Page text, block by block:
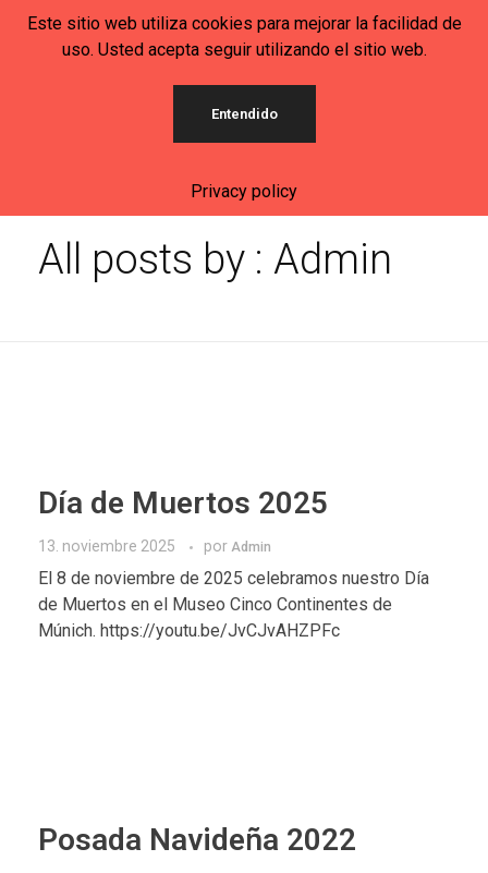
All posts by : Admin
Día de Muertos 2025
13. noviembre 2025 por Admin
El 8 de noviembre de 2025 celebramos nuestro Día
de Muertos en el Museo Cinco Continentes de
Múnich. https://youtu.be/JvCJvAHZPFc
Posada Navideña 2022
Este sitio web utiliza cookies para mejorar la facilidad de
uso. Usted acepta seguir utilizando el sitio web.
Entendido
Privacy policy